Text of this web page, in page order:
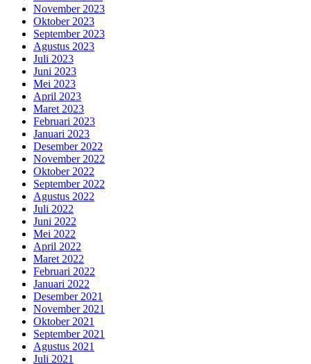
November 2023
Oktober 2023
September 2023
Agustus 2023
Juli 2023
Juni 2023
Mei 2023
April 2023
Maret 2023
Februari 2023
Januari 2023
Desember 2022
November 2022
Oktober 2022
September 2022
Agustus 2022
Juli 2022
Juni 2022
Mei 2022
April 2022
Maret 2022
Februari 2022
Januari 2022
Desember 2021
November 2021
Oktober 2021
September 2021
Agustus 2021
Juli 2021